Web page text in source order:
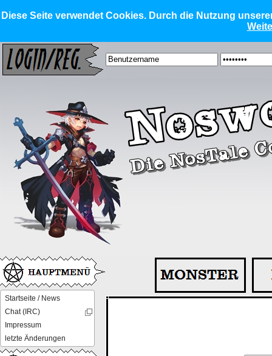
Diese Seite verwendet Cookies. Durch die Nutzung
Startseite / News
Chat (IRC)
Impressum
letzte Änderungen